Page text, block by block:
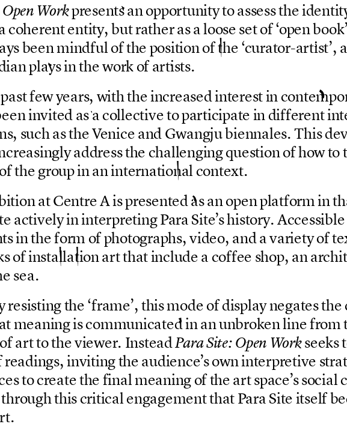
OpenWorkpresentsanopportunitytoassesstheidentit
coherententity,butratherasaloosesetof‘openbook’
ysbeenmindfulofthepositionofthe‘curator-artist’, a
ianplaysintheworkofartists.
pastfewyears, withtheincreasedinterestincontempo
eeninvitedasacollectivetoparticipateindifferentint
s, suchastheVeniceandGwangjubiennales.Thisde
creasinglyaddressthechallengingquestionofhowtot
ofthegroupinaninternationalcontext.
itionatCentreAispresentedasanopenplatforminth
eactivelyininterpretingParaSite’shistory.Accessible
tsintheform ofphotographs,video, andavarietyofte
sofinstallationartthatincludeacoffee shop, anarchit
esea.
resistingthe‘frame’,thismodeofdisplaynegatesthe
tmeaningiscommunicatedinanunbrokenlinefrom
ofarttotheviewer. InsteadParaSite:Open Workseekst
readings,invitingtheaudience’sowninterpretive strat
estocreatethefinalmeaningoftheartspace’ssocialc
throughthiscriticalengagementthatParaSiteitselfbe
rt.